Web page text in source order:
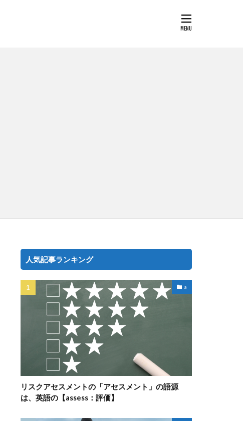
人気記事ランキング
a
リスクアセスメントの「アセスメント」の語源
は、英語の【assess：評価】